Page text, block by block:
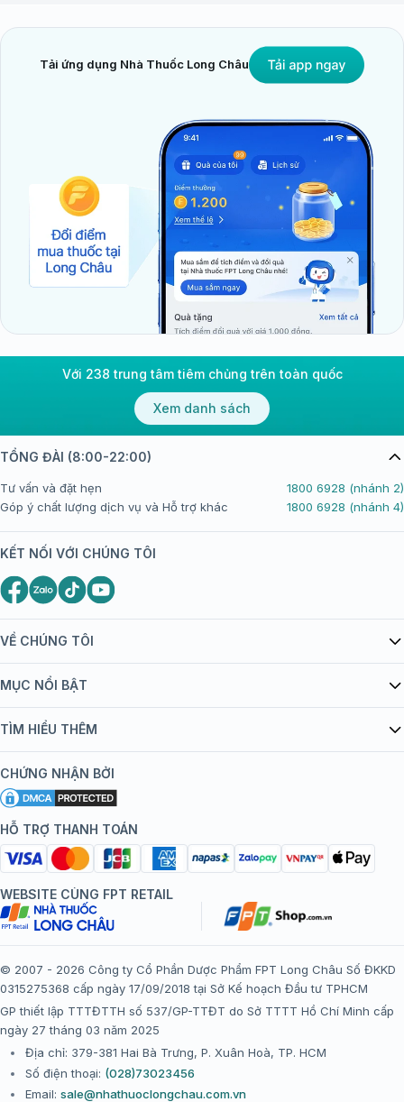
Tải ứng dụng Nhà Thuốc Long Châu
Với 238 trung tâm tiêm chủng trên toàn quốc
Xem danh sách
VỀ CHÚNG TÔI
Giới thiệu Tiêm Chủng FPT Long Châu
bán hàng
Chính sách nội dung
Chính sách bảo mật
Chính sách bảo mật dữ liệu cá nhân
Chính sách thanh toán
Chính sách đổi trả gói, mũi tiêm tại trung tâm tiêm chủng
FPT Long Châu
Thể lệ chương trình “Tích điểm nhận đặc quyền”
MỤC NỔI BẬT
Danh mục vắc xin
Đội ngũ bác sĩ, chuyên gia
Hệ thống trung tâm tiêm chủng
TÌM HIỂU THÊM
Khuyến mãi
Tôi nên tiêm gì?
Tiêm chủng đi nước ngoài
CHỨNG NHẬN BỞI
HỖ TRỢ THANH TOÁN
TỔNG ĐÀI (8:00-22:00)
Tư vấn và đặt hẹn
1800 6928 (nhánh 2)
Góp ý chất lượng dịch vụ và Hỗ trợ khác
1800 6928 (nhánh 4)
KẾT NỐI VỚI CHÚNG TÔI
WEBSITE CÙNG FPT RETAIL
© 2007 - 2026 Công ty Cổ Phần Dược Phẩm FPT Long Châu Số ĐKKD
0315275368 cấp ngày 17/09/2018 tại Sở Kế hoạch Đầu tư TPHCM
GP thiết lập TTTĐTTH số 537/GP-TTĐT do Sở TTTT Hồ Chí Minh cấp
ngày 27 tháng 03 năm 2025
Địa chỉ: 379-381 Hai Bà Trưng, P. Xuân Hoà, TP. HCM
Số điện thoại: (028)73023456
Email: sale@nhathuoclongchau.com.vn